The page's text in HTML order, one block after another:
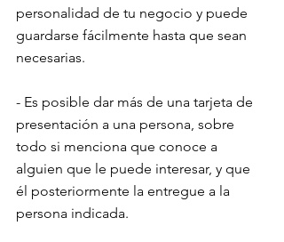
personalidad de tu negocio y puede
guardarse fácilmente hasta que sean
necesarias.
- Es posible dar más de una tarjeta de
presentación a una persona, sobre
todo si menciona que conoce a
alguien que le puede interesar, y que
él posteriormente la entregue a la
persona indicada.